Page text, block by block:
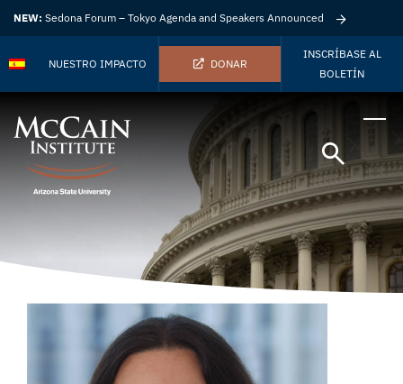
NEW: Sedona Forum – Tokyo Agenda and Speakers Announced
NUESTRO IMPACTO DONAR
INSCRÍBASE AL
BOLETÍN